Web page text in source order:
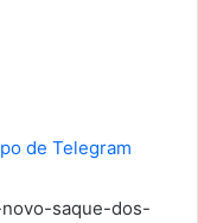
de Telegram
saque-dos-